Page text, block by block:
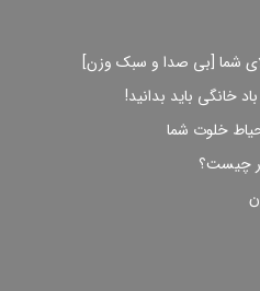
شما [بی صدا و سبک وزن]
خانگی باید بدانید!
خلوت شما
چیست؟